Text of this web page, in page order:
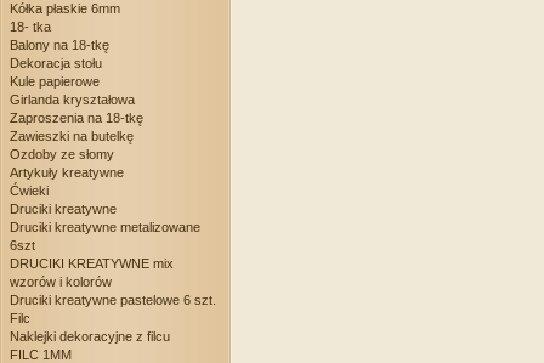
Kółka płaskie 6mm
18- tka
Balony na 18-tkę
Dekoracja stołu
Kule papierowe
Girlanda kryształowa
Zaproszenia na 18-tkę
Zawieszki na butelkę
Ozdoby ze słomy
Artykuły kreatywne
Ćwieki
Druciki kreatywne
Druciki kreatywne metalizowane
6szt
DRUCIKI KREATYWNE mix
wzorów i kolorów
Druciki kreatywne pastelowe 6 szt.
Filc
Naklejki dekoracyjne z filcu
FILC 1MM